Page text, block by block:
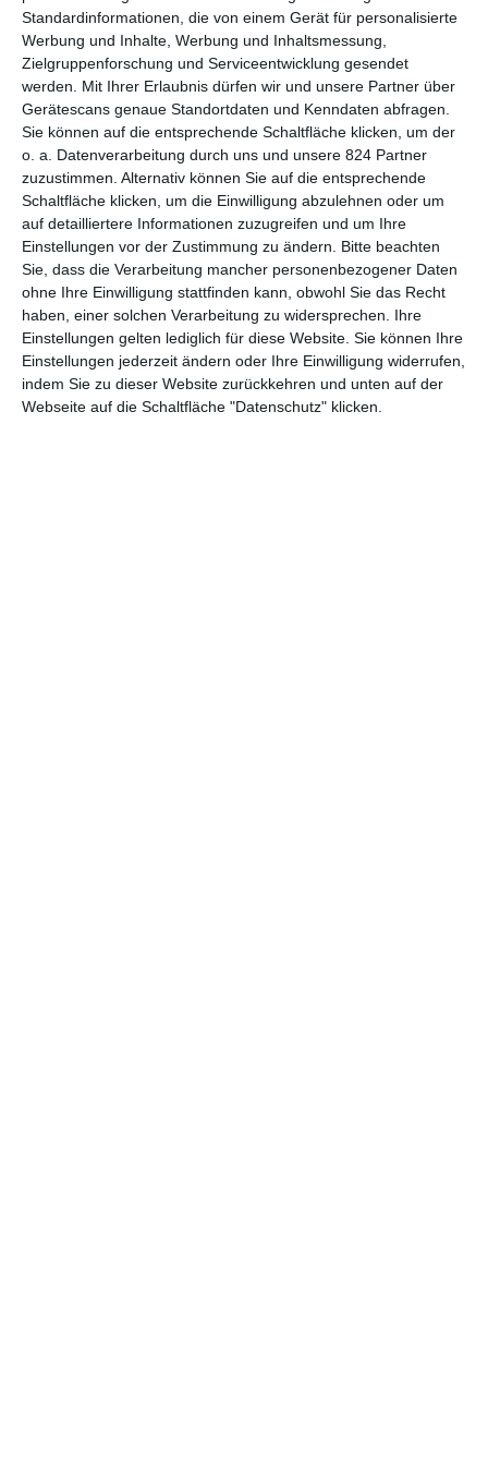
Standardinformationen, die von einem Gerät für personalisierte
Werbung und Inhalte, Werbung und Inhaltsmessung,
Zielgruppenforschung und Serviceentwicklung gesendet
werden.
Mit Ihrer Erlaubnis dürfen wir und unsere Partner über
Gerätescans genaue Standortdaten und Kenndaten abfragen.
Sie können auf die entsprechende Schaltfläche klicken, um der
o. a. Datenverarbeitung durch uns und unsere 824 Partner
zuzustimmen. Alternativ können Sie auf die entsprechende
Schaltfläche klicken, um die Einwilligung abzulehnen oder um
auf detailliertere Informationen zuzugreifen und um Ihre
Einstellungen vor der Zustimmung zu ändern.
Bitte beachten
Sie, dass die Verarbeitung mancher personenbezogener Daten
ohne Ihre Einwilligung stattfinden kann, obwohl Sie das Recht
haben, einer solchen Verarbeitung zu widersprechen. Ihre
Einstellungen gelten lediglich für diese Website. Sie können Ihre
Einstellungen jederzeit ändern oder Ihre Einwilligung widerrufen,
indem Sie zu dieser Website zurückkehren und unten auf der
Webseite auf die Schaltfläche "Datenschutz" klicken.
Staatsanwalt. Seit einigen Wochen nutzt das ZDFden späten
Samstagabend dafür, alte Folgen der Krimiserie auszustrahlen,
die 20 Jahre lang fester Bestandteil des Programms war und
viele Fans hate, 2025 aber ein Ende fand. Zuletzt war vor zwei
WochenAbrechnung in Blutzu sehen, bei der eine aus dem
Gefängnis entlassene Mörderin selbst ermordet wird. Damit
war die 14. Staffel abgeschlossen, weshalb man nun mit der 15.
weitermacht. WobeiRot wie Blut nicht die erste Folge der
besagten Staffel ist. Stattdessen ist der Auftakt die
spielfilmlange Episode
Null Toleranz
, die der Sender aber
bereits fünf Wochen vorher gezeigt hat. Diese etwas erratische
Reihenfolge muss man nicht verstehen, macht aber auch
keinen Unterschied. Schließlich stehen die meisten Folgen eh
für sich.
WobeiDer Staatsanwalt: Rot wie Blut schon etwas mehr
hervorsticht, da sie mit einem größeren Wechsel verbunden ist.